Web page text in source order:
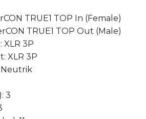
TRUE1 TOP In (Female)
TRUE1 TOP Out (Male)
XLR 3P
XLR 3P
Neutrik
3